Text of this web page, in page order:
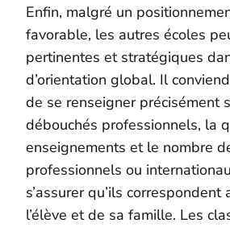
Enfin, malgré un
favorable, les autres écoles
pertinentes et stratégiques
d’orientation global. Il
de se renseigner précisément
débouchés professionnels, la
enseignements et le nombre
professionnels ou
s’assurer qu’ils
l’élève et de sa famille. Les